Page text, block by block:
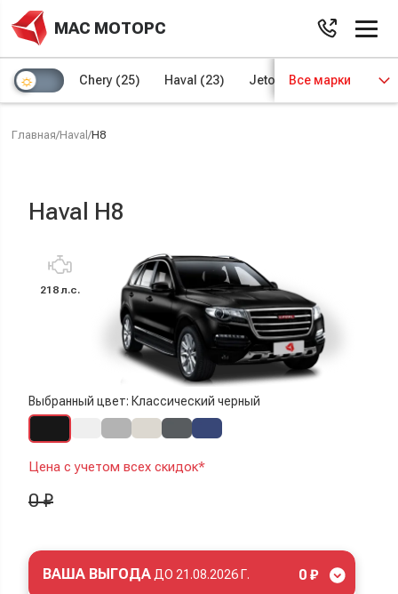
МАС МОТОРС
Chery (25) Haval (23) Jetour (8) Kaiyi (4)
Все марки
Главная/Haval/H8
Haval H8
218 л.с.
Выбранный цвет: Классический черный
Цена с учетом всех скидок*
0 ₽
ВАША ВЫГОДАДО 21.08.2026 Г. 0 ₽